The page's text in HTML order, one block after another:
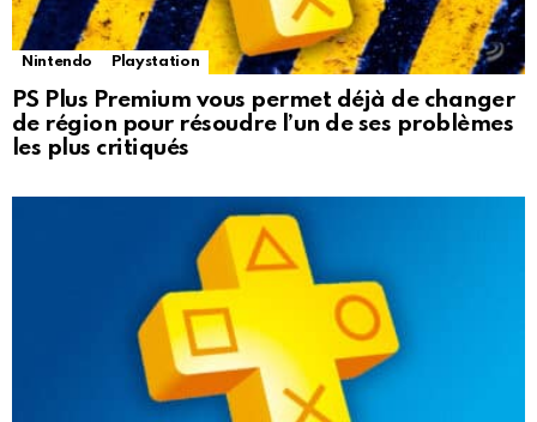
Nintendo Playstation
PS Plus Premium vous permet déjà de changer
de région pour résoudre l’un de ses problèmes
les plus critiqués